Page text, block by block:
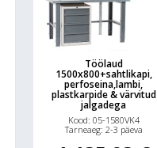
Töölaud
1500x800+sahtlikapi,
perfoseina,lambi,
plastkarpide & värvitud
jalgadega
Kood: 05-1580VK4
Tarneaeg: 2-3 päeva